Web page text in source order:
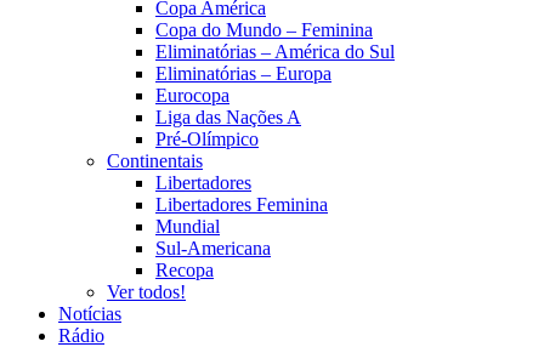
Copa América
Copa do Mundo – Feminina
Eliminatórias – América do Sul
Eliminatórias – Europa
Eurocopa
Liga das Nações A
Pré-Olímpico
Continentais
Libertadores
Libertadores Feminina
Mundial
Sul-Americana
Recopa
Ver todos!
Notícias
Rádio